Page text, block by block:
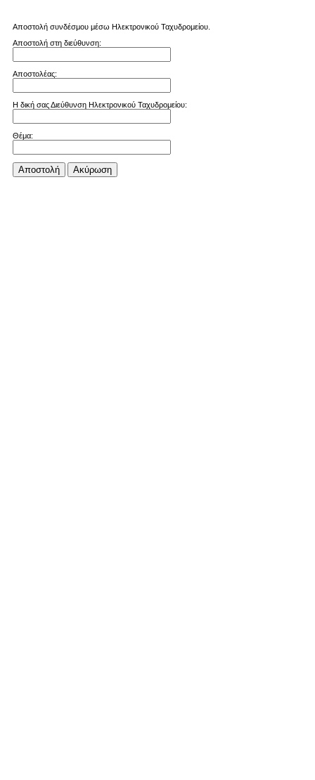
Αποστολή συνδέσμου μέσω Ηλεκτρονικού Ταχυδρομείου.
Αποστολή στη διεύθυνση:
Αποστολέας:
Η δική σας Διεύθυνση Ηλεκτρονικού Ταχυδρομείου:
Θέμα:
Αποστολή Aκύρωση